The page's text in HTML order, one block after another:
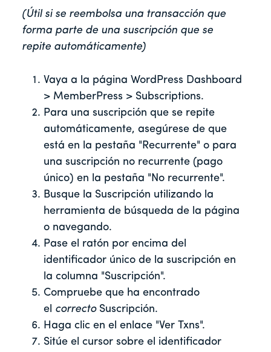
(Útil si se reembolsa una transacción que
forma parte de una suscripción que se
repite automáticamente)
Vaya a la página WordPress Dashboard
> MemberPress > Subscriptions.
Para una suscripción que se repite
automáticamente, asegúrese de que
está en la pestaña "Recurrente" o para
una suscripción no recurrente (pago
único) en la pestaña "No recurrente".
Busque la Suscripción utilizando la
herramienta de búsqueda de la página
o navegando.
Pase el ratón por encima del
identificador único de la suscripción en
la columna "Suscripción".
Compruebe que ha encontrado
el correcto Suscripción.
Haga clic en el enlace "Ver Txns".
Sitúe el cursor sobre el identificador